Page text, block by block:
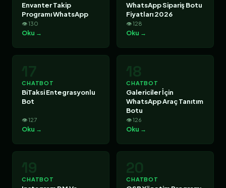
Envanter Takip
Programı WhatsApp
👁 130
Oku →
WhatsApp Sipariş Botu
Fiyatları 2026
👁 128
Oku →
17
CHATBOT
BiTaksi Entegrasyonlu
Bot
👁 127
Oku →
18
CHATBOT
Galericiler İçin
WhatsApp Araç Tanıtım
Botu
👁 126
Oku →
19
CHATBOT
20
CHATBOT